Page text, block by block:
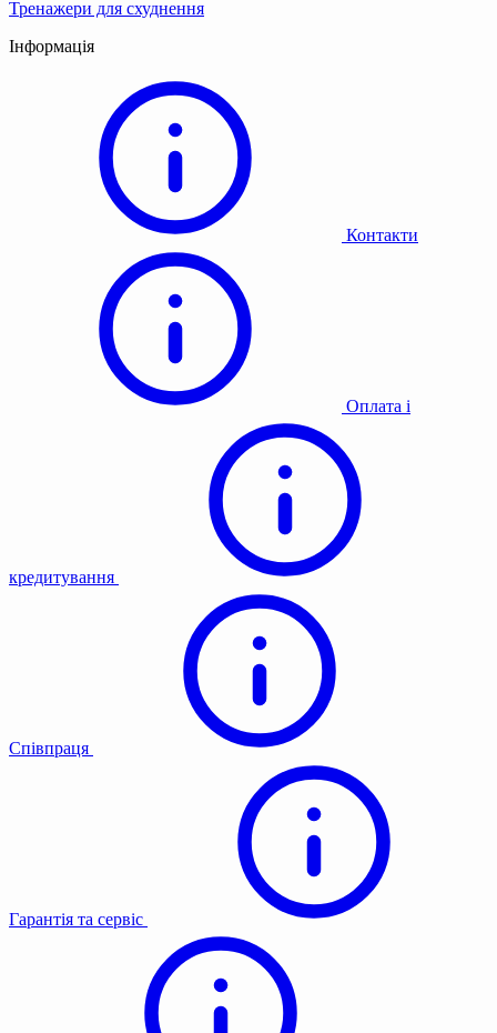
Тренажери для схуднення
Інформація
Контакти
Оплата і
кредитування
Співпраця
Гарантія та сервіс